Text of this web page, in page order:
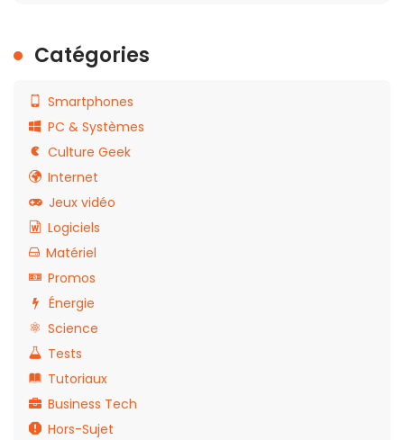
Catégories
Smartphones
PC & Systèmes
Culture Geek
Internet
Jeux vidéo
Logiciels
Matériel
Promos
Énergie
Science
Tests
Tutoriaux
Business Tech
Hors-Sujet